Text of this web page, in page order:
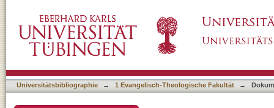
Kirchen
Universitätsbibliographie → 1 Evangelisch-Theologische Fakultät →